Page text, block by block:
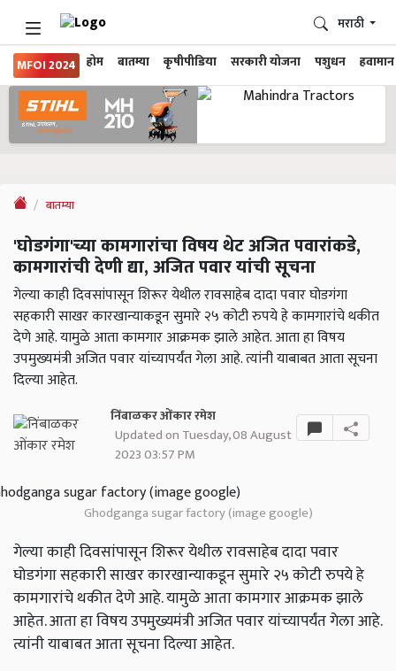
MFOI 2024 होम बातम्या कृषीपीडिया सरकारी योजना पशुधन हवामान
मराठी
बातम्या
'घोडगंगा'च्या कामगारांचा विषय थेट अजित पवारांकडे,
कामगारांची देणी द्या, अजित पवार यांची सूचना
गेल्या काही दिवसांपासून शिरूर येथील रावसाहेब दादा पवार घोडगंगा
सहकारी साखर कारखान्याकडून सुमारे २५ कोटी रुपये हे कामगारांचे थकीत
देणे आहे. यामुळे आता कामगार आक्रमक झाले आहेत. आता हा विषय
उपमुख्यमंत्री अजित पवार यांच्यापर्यंत गेला आहे. त्यांनी याबाबत आता सूचना
दिल्या आहेत.
निंबाळकर ओंकार रमेश
Updated on Tuesday, 08 August
2023 03:57 PM
Ghodganga sugar factory (image google)
गेल्या काही दिवसांपासून शिरूर येथील रावसाहेब दादा पवार
घोडगंगा सहकारी साखर कारखान्याकडून सुमारे २५ कोटी रुपये हे
कामगारांचे थकीत देणे आहे. यामुळे आता कामगार आक्रमक झाले
आहेत. आता हा विषय उपमुख्यमंत्री अजित पवार यांच्यापर्यंत गेला आहे.
त्यांनी याबाबत आता सूचना दिल्या आहेत.